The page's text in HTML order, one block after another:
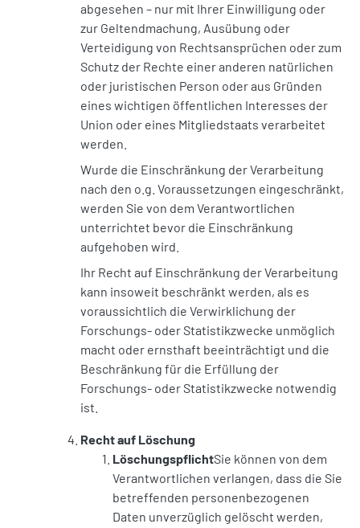
abgesehen – nur mit Ihrer Einwilligung oder
zur Geltendmachung, Ausübung oder
Verteidigung von Rechtsansprüchen oder zum
Schutz der Rechte einer anderen natürlichen
oder juristischen Person oder aus Gründen
eines wichtigen öffentlichen Interesses der
Union oder eines Mitgliedstaats verarbeitet
werden.
Wurde die Einschränkung der Verarbeitung
nach den o.g. Voraussetzungen eingeschränkt,
werden Sie von dem Verantwortlichen
unterrichtet bevor die Einschränkung
aufgehoben wird.
Ihr Recht auf Einschränkung der Verarbeitung
kann insoweit beschränkt werden, als es
voraussichtlich die Verwirklichung der
Forschungs- oder Statistikzwecke unmöglich
macht oder ernsthaft beeinträchtigt und die
Beschränkung für die Erfüllung der
Forschungs- oder Statistikzwecke notwendig
ist.
Recht auf Löschung
LöschungspflichtSie können von dem
Verantwortlichen verlangen, dass die Sie
betreffenden personenbezogenen
Daten unverzüglich gelöscht werden,